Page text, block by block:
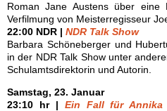
Roman Jane Austens über
Verfilmung von Meisterregisseur
22:00 NDR | NDR Talk Show
Barbara Schöneberger und
in der NDR Talk Show unter
Schulamtsdirektorin und Autorin.
Samstag, 23. Januar
23:10 hr | Ein Fall für Annika